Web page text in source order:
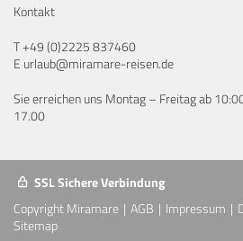
Kontakt
T+49 (0)2225 837460
E urlaub@miramare-reisen.de
Sie erreichen uns Montag – Freitag ab
17.00
SSL Sichere Verbindung
Copyright Miramare
AGB Impressum
Sitemap